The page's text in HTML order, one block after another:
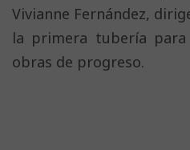
Vivianne Fernández,
la primera tubería
obras de progreso.